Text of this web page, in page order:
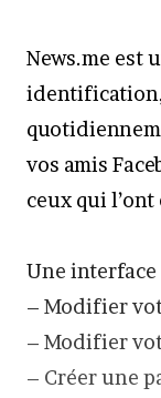
News.me est
identification,
vos amis
ceux qui
Une
– Modifier
– Modifier
– Créer une